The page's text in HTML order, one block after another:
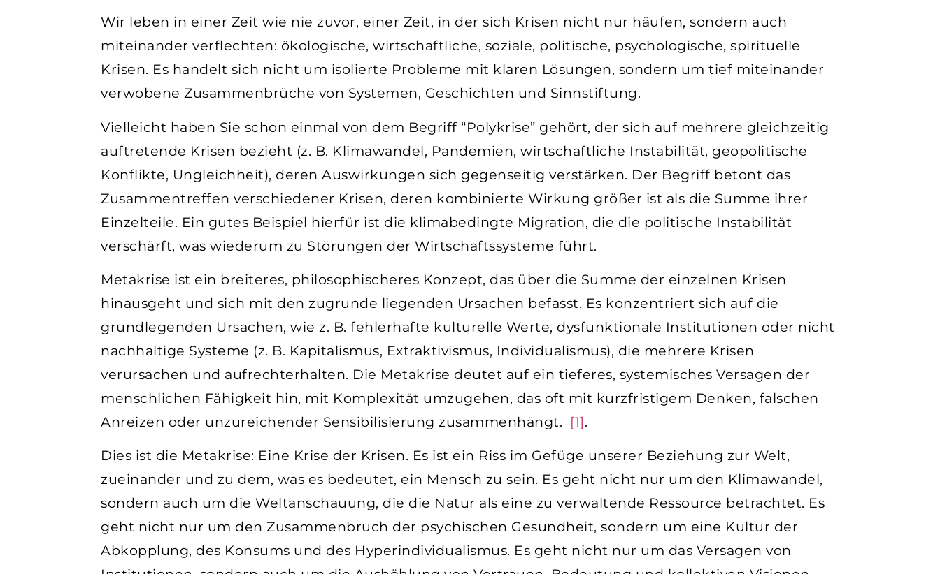
Wir leben in einer Zeit wie nie zuvor, einer Zeit, in der sich Krisen nicht nur häufen, sondern auch
miteinander verflechten: ökologische, wirtschaftliche, soziale, politische, psychologische, spirituelle
Krisen. Es handelt sich nicht um isolierte Probleme mit klaren Lösungen, sondern um tief miteinander
verwobene Zusammenbrüche von Systemen, Geschichten und Sinnstiftung.
Vielleicht haben Sie schon einmal von dem Begriff “Polykrise” gehört, der sich auf mehrere gleichzeitig
auftretende Krisen bezieht (z. B. Klimawandel, Pandemien, wirtschaftliche Instabilität, geopolitische
Konflikte, Ungleichheit), deren Auswirkungen sich gegenseitig verstärken. Der Begriff betont das
Zusammentreffen verschiedener Krisen, deren kombinierte Wirkung größer ist als die Summe ihrer
Einzelteile. Ein gutes Beispiel hierfür ist die klimabedingte Migration, die die politische Instabilität
verschärft, was wiederum zu Störungen der Wirtschaftssysteme führt.
Metakrise ist ein breiteres, philosophischeres Konzept, das über die Summe der einzelnen Krisen
hinausgeht und sich mit den zugrunde liegenden Ursachen befasst. Es konzentriert sich auf die
grundlegenden Ursachen, wie z. B. fehlerhafte kulturelle Werte, dysfunktionale Institutionen oder nicht
nachhaltige Systeme (z. B. Kapitalismus, Extraktivismus, Individualismus), die mehrere Krisen
verursachen und aufrechterhalten. Die Metakrise deutet auf ein tieferes, systemisches Versagen der
menschlichen Fähigkeit hin, mit Komplexität umzugehen, das oft mit kurzfristigem Denken, falschen
Anreizen oder unzureichender Sensibilisierung zusammenhängt. [1].
Dies ist die Metakrise: Eine Krise der Krisen. Es ist ein Riss im Gefüge unserer Beziehung zur Welt,
zueinander und zu dem, was es bedeutet, ein Mensch zu sein. Es geht nicht nur um den Klimawandel,
sondern auch um die Weltanschauung, die die Natur als eine zu verwaltende Ressource betrachtet. Es
geht nicht nur um den Zusammenbruch der psychischen Gesundheit, sondern um eine Kultur der
Abkopplung, des Konsums und des Hyperindividualismus. Es geht nicht nur um das Versagen von